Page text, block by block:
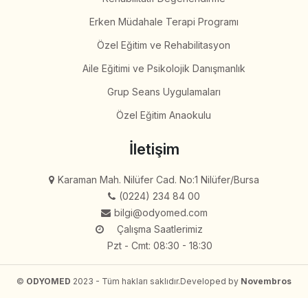
Erken Müdahale Terapi Programı
Özel Eğitim ve Rehabilitasyon
Aile Eğitimi ve Psikolojik Danışmanlık
Grup Seans Uygulamaları
Özel Eğitim Anaokulu
İletişim
Karaman Mah. Nilüfer Cad. No:1 Nilüfer/Bursa
(0224) 234 84 00
bilgi@odyomed.com
Çalışma Saatlerimiz
Pzt - Cmt: 08:30 - 18:30
© ODYOMED 2023 - Tüm hakları saklıdır. Developed by Novembros